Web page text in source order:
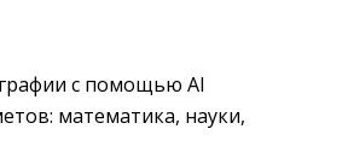
с помощью AI
математика, науки,